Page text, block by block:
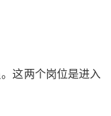
这两个岗位是进入